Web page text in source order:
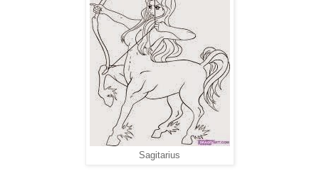
Sagitarius